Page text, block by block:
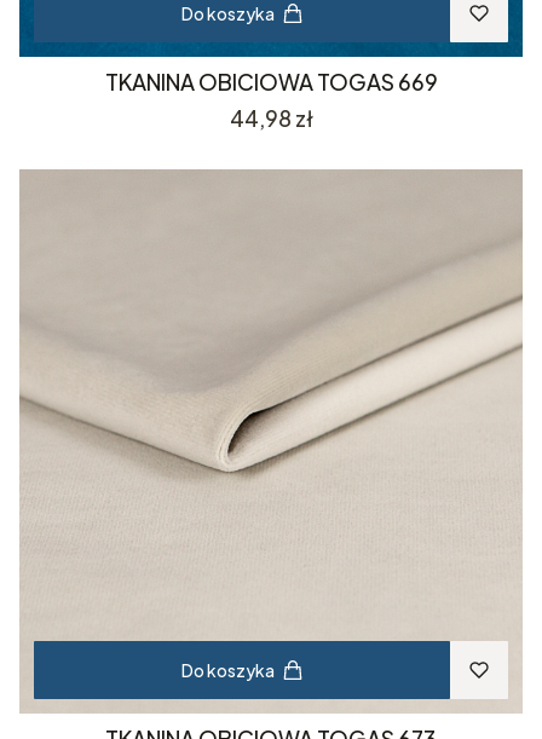
Do koszyka
TKANINA OBICIOWA TOGAS 669
Cena
44,98 zł
Do koszyka